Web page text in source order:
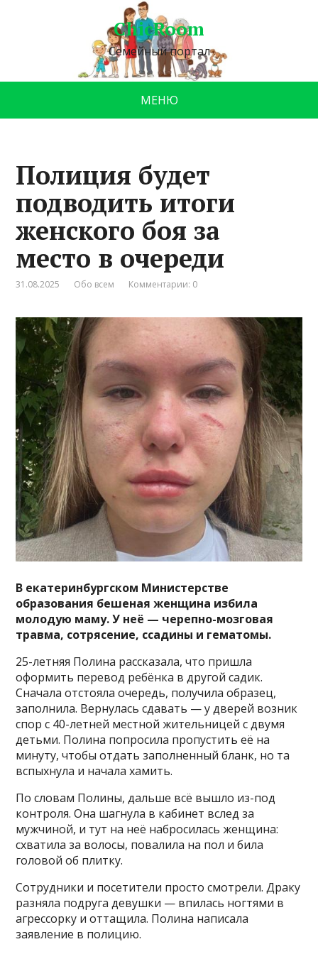
ChicRoom
Семейный портал
МЕНЮ
Полиция будет
подводить итоги
женского боя за
место в очереди
31.08.2025 Обо всем Комментарии: 0
В екатеринбургском Министерстве
образования бешеная женщина избила
молодую маму. У неё — черепно-мозговая
травма, сотрясение, ссадины и гематомы.
25-летняя Полина рассказала, что пришла
оформить перевод ребёнка в другой садик.
Сначала отстояла очередь, получила образец,
заполнила. Вернулась сдавать — у дверей возник
спор с 40-летней местной жительницей с двумя
детьми. Полина попросила пропустить её на
минуту, чтобы отдать заполненный бланк, но та
вспыхнула и начала хамить.
По словам Полины, дальше всё вышло из-под
контроля. Она шагнула в кабинет вслед за
мужчиной, и тут на неё набросилась женщина:
схватила за волосы, повалила на пол и била
головой об плитку.
Сотрудники и посетители просто смотрели. Драку
разняла подруга девушки — впилась ногтями в
агрессорку и оттащила. Полина написала
заявление в полицию.